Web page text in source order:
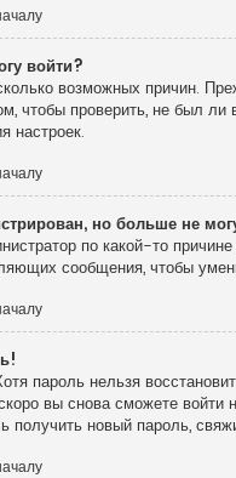
войти?
возможных причин.
чтобы проверить, не был
настроек.
но больше не
по какой-то
сообщения, чтобы
пароль нельзя
вы снова сможете войти
получить новый пароль,